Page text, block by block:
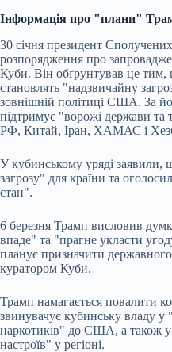
Інформація про "плани"
30 січня президент
розпорядження про
Куби. Він обґрунтував це тим,
становлять "надзвичайну
зовнішній політиці США. За
підтримує "ворожі держави
РФ, Китай, Іран, ХАМАС і
У кубинському уряді
загрозу" для країни та
стан".
6 березня Трамп висловив
впаде" та "прагне укласти
планує призначити
куратором Куби.
Трамп намагається повалити
звинувачує кубинську владу у
наркотиків" до США, а також у
настроїв" у регіоні.